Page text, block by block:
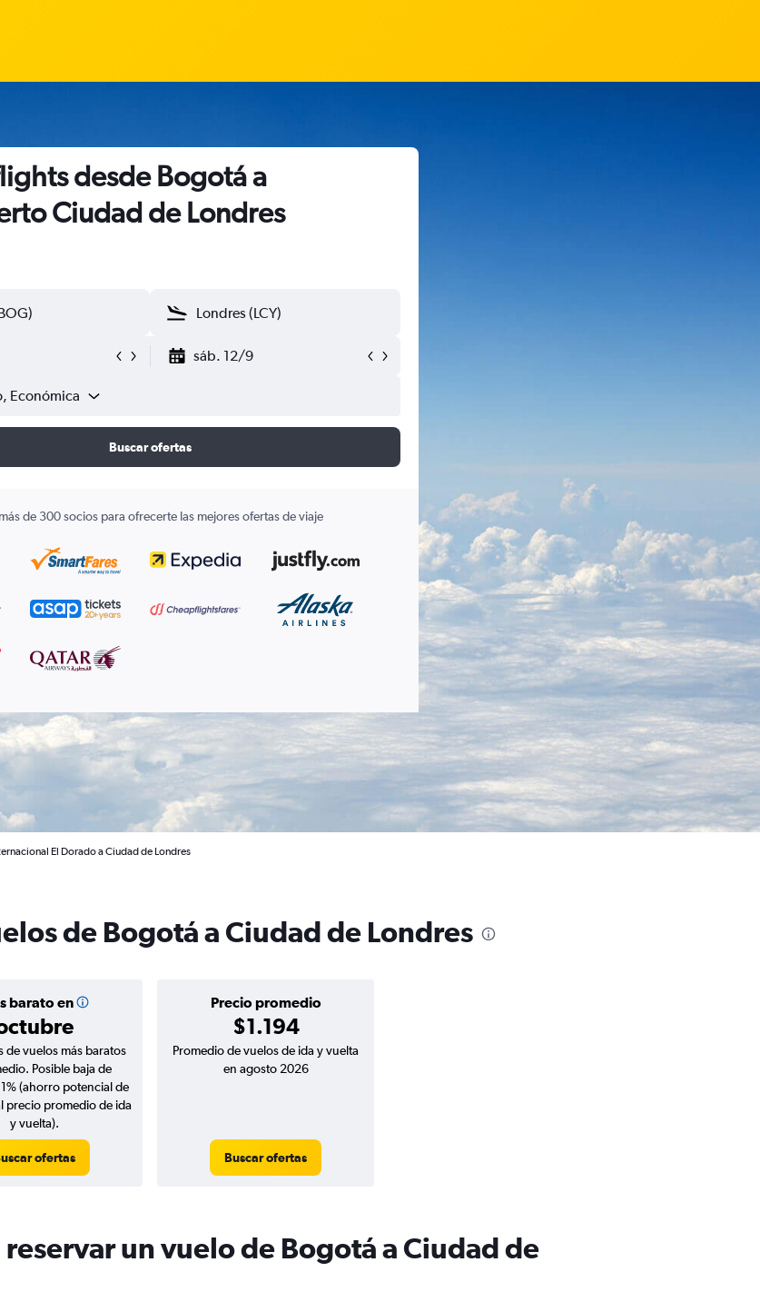
desde Bogotá a
Ciudad de Londres
sáb. 12/9
Económica
Buscar ofertas
de 300 socios para ofrecerte las mejores ofertas de viaje
El Dorado a Ciudad de Londres
de Bogotá a Ciudad de Londres
barato en Precio promedio
$1.194
de vuelos más baratos
Posible baja de
(ahorro potencial de
precio promedio de ida
y vuelta).
ofertas
Promedio de vuelos de ida y vuelta
en agosto 2026
Buscar ofertas
un vuelo de Bogotá a Ciudad de